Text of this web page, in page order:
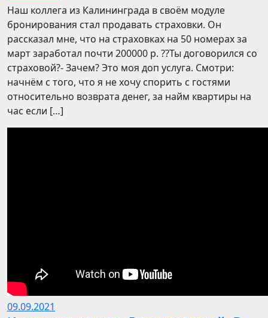
Наш коллега из Калининграда в своём модуле
бронирования стал продавать страховки. Он
рассказал мне, что на страховках на 50 номерах за
март заработал почти 200000 р. ??Ты договорился со
страховой?- Зачем? Это моя доп услуга. Смотри:
начнём с того, что я не хочу спорить с гостями
относительно возврата денег, за найм квартиры на
час если […]
09.09.2021